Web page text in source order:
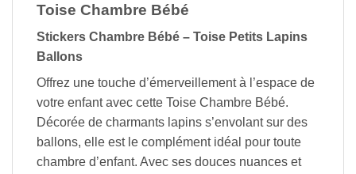
Toise Chambre Bébé
Stickers Chambre Bébé – Toise Petits Lapins
Ballons
Offrez une touche d’émerveillement à l’espace de
votre enfant avec cette Toise Chambre Bébé.
Décorée de charmants lapins s’envolant sur des
ballons, elle est le complément idéal pour toute
chambre d’enfant. Avec ses douces nuances et